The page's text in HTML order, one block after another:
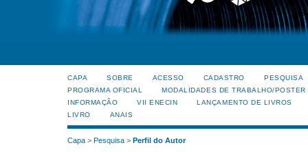
CAPA SOBRE ACESSO CADASTRO
PESQUISA
PROGRAMA OFICIAL
MODALIDADES DE TRABALHO/POSTER
INFORMAÇÃO
VII ENECIN
LANÇAMENTO DE LIVROS
LIVRO
ANAIS
Capa > Pesquisa > Perfil do Autor